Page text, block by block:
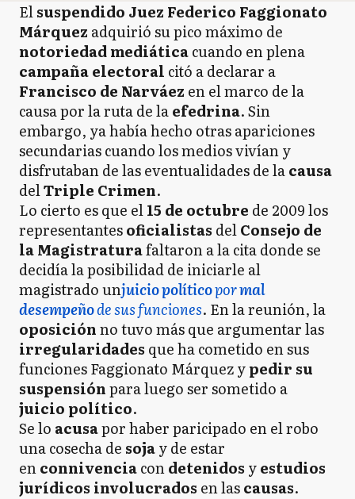
Elsuspendido Juez Federico Faggionato
Márquez adquirió su pico máximo de
notoriedad mediáticacuando en plena
campaña electoral citó a declarar a
Francisco de Narváez en el marco de la
causa por la ruta de laefedrina. Sin
embargo, ya había hecho otras apariciones
secundarias cuando los medios vivían y
disfrutaban de las eventualidades de lacausa
delTriple Crimen.
Lo cierto es que el15 de octubre de 2009 los
representantesoficialistas delConsejo de
la Magistraturafaltaron a la cita donde se
decidía la posibilidad de iniciarle al
magistrado unjuicio políticopormal
desempeñode sus funciones. En la reunión, la
oposiciónno tuvo más que argumentar las
irregularidades que ha cometido en sus
funciones Faggionato Márquez ypedir su
suspensiónpara luego ser sometido a
juicio político.
Se lo acusapor haber paricipado en el robo
una cosecha de sojay de estar
enconnivenciacondetenidos yestudios
jurídicos involucrados en lascausas.